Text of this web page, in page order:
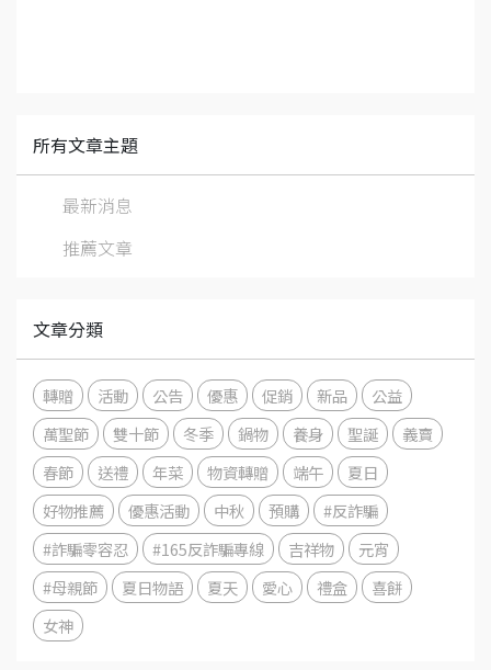
所有文章主題
最新消息
推薦文章
文章分類
轉贈 活動 公告 優惠 促銷 新品
公益
萬聖節
雙十節 冬季 鍋物 養身 聖誕
義賣
春節
送禮 年菜 物資轉贈 端午
夏日
好物推薦
優惠活動 中秋 預購
#反詐騙
#詐騙零容忍
#165反詐騙專線 吉祥物
元宵
#母親節
夏日物語 夏天 愛心 禮盒
喜餅
女神